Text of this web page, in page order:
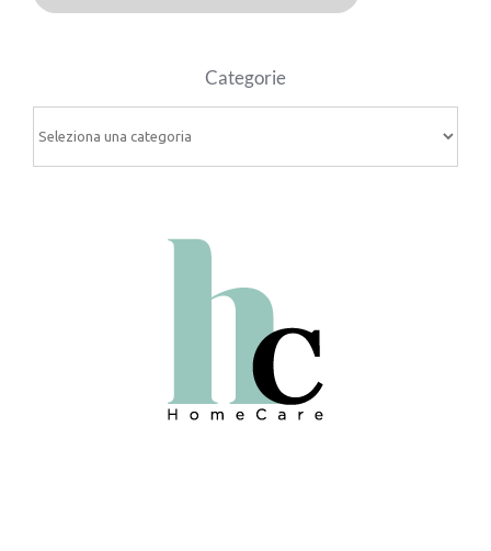
Categorie